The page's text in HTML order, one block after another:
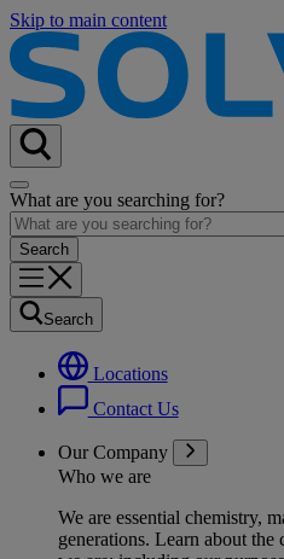
Skip to main content
What are you searching for?
Search
Locations
Contact Us
Our Company
Who we are
We are essential chemistry,
generations. Learn about the